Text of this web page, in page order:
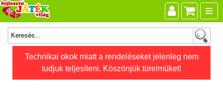
Technikai okok miatt a rendeléseket jelenleg nem
tudjuk teljesíteni. Köszönjük türelmüket!
Összes játék
Játékok életkor szerint